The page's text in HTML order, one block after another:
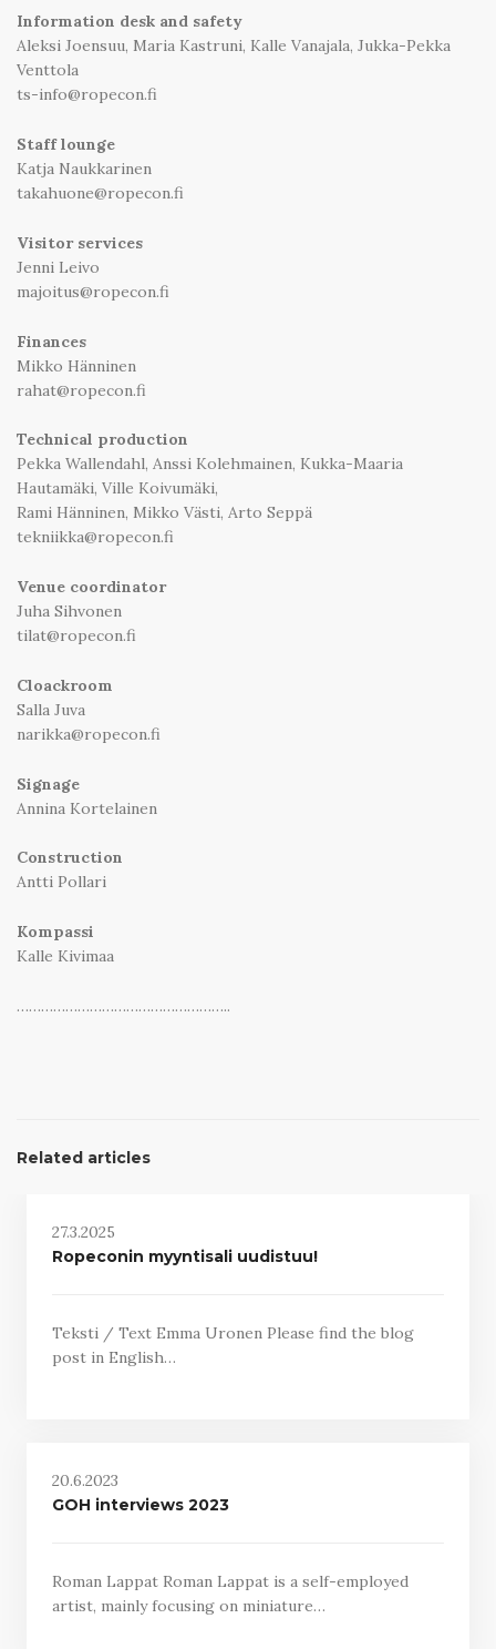
Information desk and safety
Aleksi Joensuu, Maria Kastruni, Kalle Vanajala, Jukka-Pekka
Venttola
ts-info@ropecon.fi
Staff lounge
Katja Naukkarinen
takahuone@ropecon.fi
Visitor services
Jenni Leivo
majoitus@ropecon.fi
Finances
Mikko Hänninen
rahat@ropecon.fi
Technical production
Pekka Wallendahl, Anssi Kolehmainen, Kukka-Maaria
Hautamäki, Ville Koivumäki,
Rami Hänninen, Mikko Västi, Arto Seppä
tekniikka@ropecon.fi
Venue coordinator
Juha Sihvonen
tilat@ropecon.fi
Cloackroom
Salla Juva
narikka@ropecon.fi
Signage
Annina Kortelainen
Construction
Antti Pollari
Kompassi
Kalle Kivimaa
……………………………………………..
Related articles
27.3.2025
Ropeconin myyntisali uudistuu!
Teksti / Text Emma Uronen Please find the blog
post in English…
20.6.2023
GOH interviews 2023
Roman Lappat Roman Lappat is a self-employed
artist, mainly focusing on miniature…